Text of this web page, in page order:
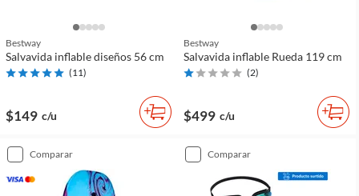
Bestway
Salvavida inflable diseños 56 cm
(11)
$149 c/u
Bestway
Salvavida inflable Rueda 119 cm
(2)
$499 c/u
comparar comparar